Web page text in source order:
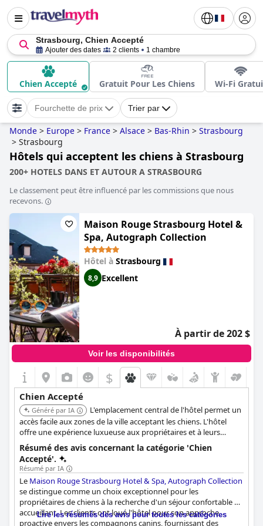
Strasbourg, Chien Accepté
Ajouter des dates 2 clients 1 chambre
Chien Accepté Gratuit Pour Les Chiens Wi-Fi
Fourchette de prix Trier par
Monde > Europe > France > Alsace > Bas-Rhin > Strasbourg
> Strasbourg
Hôtels qui acceptent les chiens à Strasbourg
200+ HOTELS DANS ET AUTOUR A STRASBOURG
Le classement peut être influencé par les commissions que nous
recevons.
Maison Rouge Strasbourg Hotel &
Spa, Autograph Collection
Hôtel à Strasbourg
8,9 Excellent
À partir de 202 $
Voir les disponibilités
$
Chien Accepté
Généré par IA
L'emplacement central de l'hôtel permet un
accès facile aux zones de la ville acceptant les chiens. L'hôtel
offre une expérience luxueuse aux propriétaires et à leurs
animaux de compagnie, avec des services de conciergerie
dédiés aux animaux. Des cartes de promenade pour chiens et
des sacs à déjections sont également fournis.
Résumé des avis concernant la catégorie 'Chien
Accepté'.
Résumé par IA
Le Maison Rouge Strasbourg Hotel & Spa, Autograph Collection
se distingue comme un choix exceptionnel pour les
propriétaires de chiens à la recherche d'un séjour confortable et
accueillant. Les clients ont loué l'hôtel pour son approche
proactive envers les compagnons canins, fournissant des
Lire les résumés des avis pour toutes les catégories